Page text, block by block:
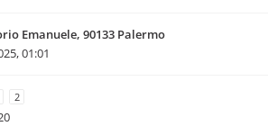
Emanuele, 90133 Palermo
01:01
2